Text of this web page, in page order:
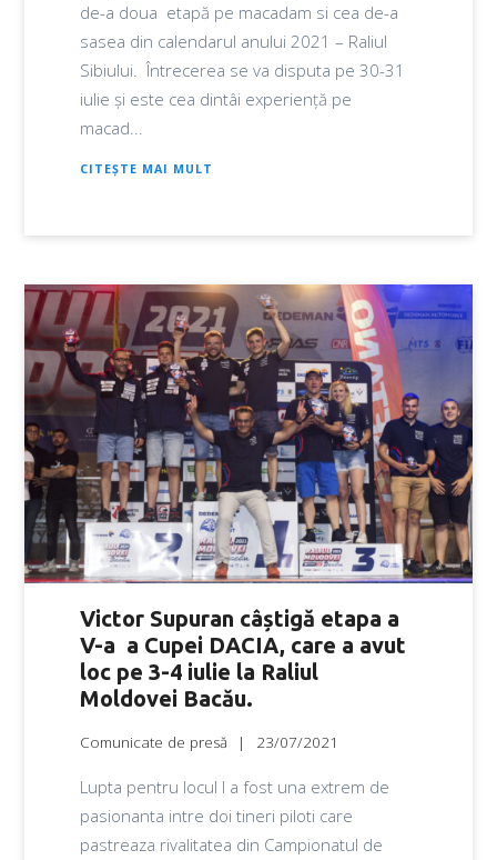
de-a doua etapă pe macadam si cea de-a
sasea din calendarul anului 2021 – Raliul
Sibiului. Întrecerea se va disputa pe 30-31
iulie și este cea dintâi experiență pe
macad...
CITEȘTE MAI MULT
Victor Supuran câștigă etapa a
V-a a Cupei DACIA, care a avut
loc pe 3-4 iulie la Raliul
Moldovei Bacău.
Comunicate de presă 23/07/2021
Lupta pentru locul I a fost una extrem de
pasionanta intre doi tineri piloti care
pastreaza rivalitatea din Campionatul de